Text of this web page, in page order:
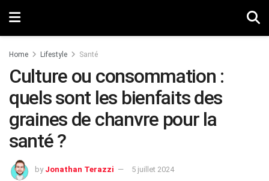
Home Lifestyle Santé
Culture ou consommation :
quels sont les bienfaits des
graines de chanvre pour la
santé ?
by Jonathan Terazzi
5 juillet 2024